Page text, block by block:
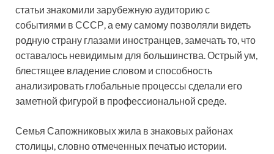
статьи знакомили зарубежную аудиторию с
событиями в СССР, а ему самому позволяли видеть
родную страну глазами иностранцев, замечать то, что
оставалось невидимым для большинства. Острый ум,
блестящее владение словом и способность
анализировать глобальные процессы сделали его
заметной фигурой в профессиональной среде.
Семья Сапожниковых жила в знаковых районах
столицы, словно отмеченных печатью истории.